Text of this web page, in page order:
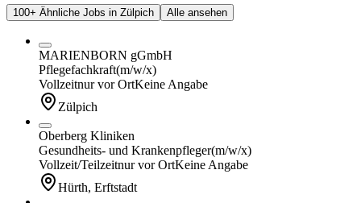
100+ Ähnliche Jobs in Zülpich Alle ansehen
MARIENBORN gGmbH
Pflegefachkraft(m/w/x)
Vollzeitnur vor OrtKeine Angabe
Zülpich
Oberberg Kliniken
Gesundheits- und Krankenpfleger(m/w/x)
Vollzeit/Teilzeitnur vor OrtKeine Angabe
Hürth, Erftstadt